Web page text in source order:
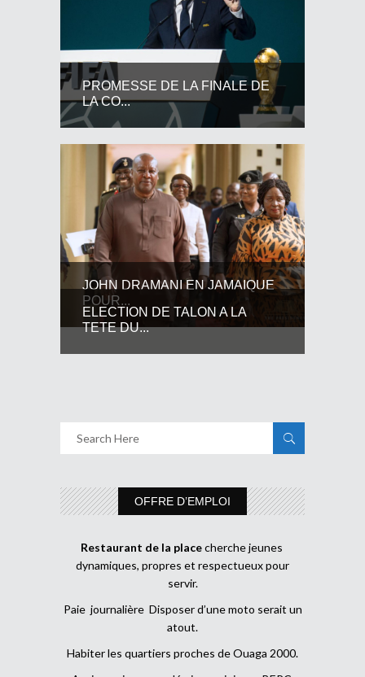
PROMESSE DE LA FINALE DE
LA CO...
JOHN DRAMANI EN JAMAIQUE
POUR...
ELECTION DE TALON A LA
TETE DU...
OFFRE D’EMPLOI
Restaurant de la placecherche jeunes
dynamiques, propres et respectueux pour
servir.
Paie journalière Disposer d’une moto serait un
atout.
Habiter les quartiers proches de Ouaga 2000.